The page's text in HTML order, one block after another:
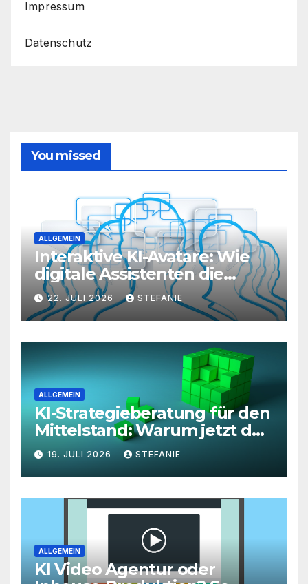
Ihrem
Impressum
Datenschutz
You missed
ALLGEMEIN
Interaktive KI-Avatare: Wie
digitale Assistenten die
Kundenkommunikation auf
ein neues Level heben
22. JULI 2026 STEFANIE
ALLGEMEIN
KI-Strategieberatung für den
Mittelstand: Warum jetzt der
richtige Zeitpunkt für eine
unternehmensweite KI-
Roadmap ist
19. JULI 2026 STEFANIE
ALLGEMEIN
KI Video Agentur oder